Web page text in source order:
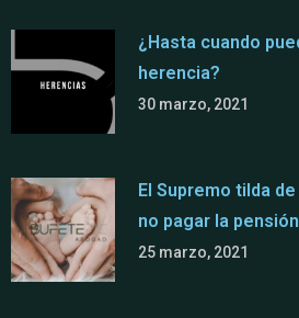
¿Hasta cuando
herencia?
30 marzo, 2021
El Supremo tilda
no pagar la
25 marzo, 2021